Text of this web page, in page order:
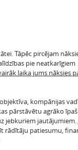
Tāpēc pircējam
pie neatkarīgiem
laika jums nāksies
kompānijas
pārstāvētu agrāko
jebkuriem jautājumiem.
rādītāju patiesumu,